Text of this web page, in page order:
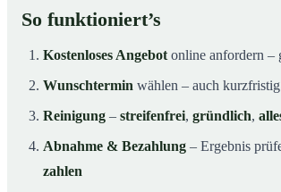
So funktioniert’s
Kostenloses Angebot online anfordern –
Wunschtermin wählen – auch
Reinigung – streifenfrei, gründlich,
Abnahme & Bezahlung – Ergebnis
zahlen